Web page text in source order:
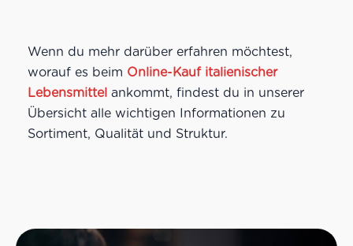
Wenn du mehr darüber erfahren möchtest,
worauf es beim Online-Kauf italienischer
Lebensmittelankommt, findest du in unserer
Übersicht alle wichtigen Informationen zu
Sortiment, Qualität und Struktur.